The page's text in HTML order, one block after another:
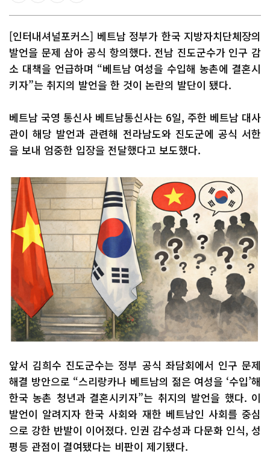
[인터내셔널포커스] 베트남 정부가 한국 지방자치단체장의
발언을 문제 삼아 공식 항의했다. 전남 진도군수가 인구 감
소 대책을 언급하며 “베트남 여성을 수입해 농촌에 결혼시
키자”는 취지의 발언을 한 것이 논란의 발단이 됐다.
베트남 국영 통신사 베트남통신사는 6일, 주한 베트남 대사
관이 해당 발언과 관련해 전라남도와 진도군에 공식 서한
을 보내 엄중한 입장을 전달했다고 보도했다.
앞서 김희수 진도군수는 정부 공식 좌담회에서 인구 문제
해결 방안으로 “스리랑카나 베트남의 젊은 여성을 ‘수입’해
한국 농촌 청년과 결혼시키자”는 취지의 발언을 했다. 이
발언이 알려지자 한국 사회와 재한 베트남인 사회를 중심
으로 강한 반발이 이어졌다. 인권 감수성과 다문화 인식, 성
평등 관점이 결여됐다는 비판이 제기됐다.